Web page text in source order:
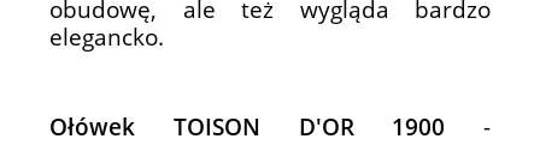
obudowę, ale też wygląda bardzo
elegancko.
Ołówek TOISON D'OR 1900 -